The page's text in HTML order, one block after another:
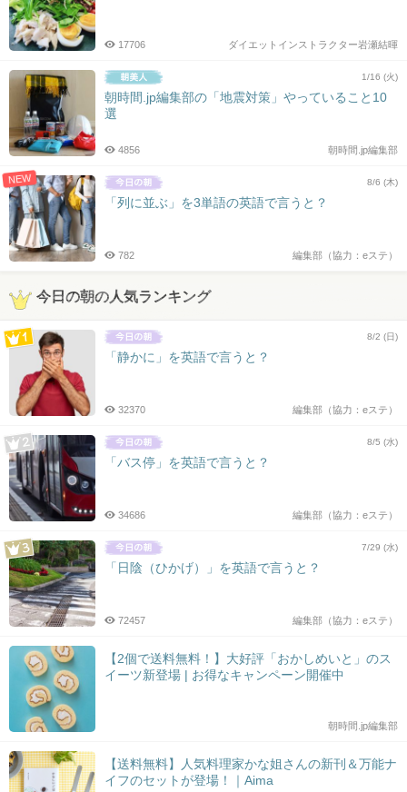
ダイエットインストラクター岩瀬結暉
17706
1/16 (火)
朝時間.jp編集部の「地震対策」やっていること10
選
朝時間.jp編集部
4856
NEW 8/6 (木)
「列に並ぶ」を3単語の英語で言うと？
編集部（協力：eステ）
782
今日の朝の人気ランキング
8/2 (日)
「静かに」を英語で言うと？
編集部（協力：eステ）
32370
8/5 (水)
「バス停」を英語で言うと？
編集部（協力：eステ）
34686
7/29 (水)
「日陰（ひかげ）」を英語で言うと？
編集部（協力：eステ）
72457
【2個で送料無料！】大好評「おかしめいと」のス
イーツ新登場 | お得なキャンペーン開催中
朝時間.jp編集部
【送料無料】人気料理家かな姐さんの新刊＆万能ナ
イフのセットが登場！｜Aima